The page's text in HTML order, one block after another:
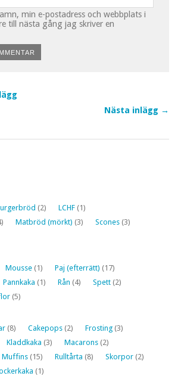
min e-postadress och webbplats i
till nästa gång jag skriver en
Nästa inlägg →
(2) LCHF (1)
Matbröd (mörkt) (3) Scones (3)
Mousse (1) Paj (efterrätt) (17)
Pannkaka (1) Rån (4) Spett (2)
(5)
(8) Cakepops (2) Frosting (3)
Kladdkaka (3) Macarons (2)
Muffins (15) Rulltårta (8) Skorpor (2)
(1)